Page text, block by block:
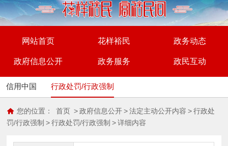
网站首页 花样裕民 政务动态
政府信息公开 政务服务 政民互动
信用中国 行政处罚/行政强制
您的位置： 首页 > 政府信息公开 > 法定主动公开内容 > 行政处
罚/行政强制 > 行政处罚/行政强制 > 详细内容